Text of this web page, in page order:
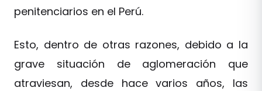
penitenciarios en el Perú.
Esto, dentro de otras razones, debido a la
grave situación de aglomeración que
atraviesan, desde hace varios años, las